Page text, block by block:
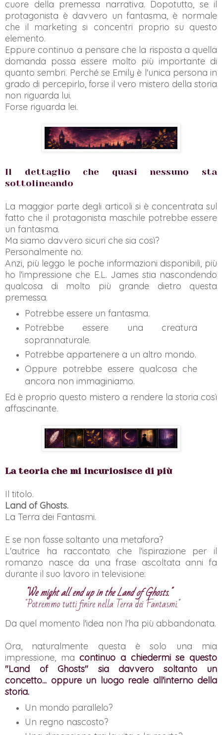
cuore della premessa narrativa. Dopotutto, se il
protagonista è davvero un fantasma, è normale
che il marketing si concentri proprio su questo
elemento.
Eppure continuo a pensare che la risposta a quella
domanda possa essere molto più importante di
quanto sembri. Perché se Emily è l'unica persona in
grado di percepirlo, forse il vero mistero della storia
non riguarda lui.
Forse riguarda lei.
Il dettaglio che quasi nessuno sta
sottolineando
La maggior parte degli articoli si è concentrata sul
fatto che il protagonista maschile potrebbe essere
un fantasma.
Ma siamo davvero sicuri che sia così?
Personalmente no.
Anzi, più leggo le poche informazioni disponibili, più
ho l'impressione che E.L. James stia nascondendo
qualcosa di molto più grande dietro questa
premessa.
Potrebbe essere un fantasma.
Potrebbe essere una creatura
soprannaturale.
Potrebbe appartenere a un altro mondo.
Oppure potrebbe essere qualcosa che
ancora non immaginiamo.
Ed è proprio questo mistero a rendere la storia così
affascinante.
La teoria che mi incuriosisce di più
Il titolo.
Land of Ghosts.
La Terra dei Fantasmi.
E se non fosse soltanto una metafora?
L'autrice ha raccontato che l'ispirazione per il
romanzo nasce da una frase ascoltata anni fa
durante il suo lavoro in televisione:
"We might all end up in the Land of Ghosts."
"Potremmo tutti finire nella Terra dei Fantasmi."
Da quel momento l'idea non l'ha più abbandonata.
Ora, naturalmente questa è solo una mia
impressione, ma continuo a chiedermi se questo
"Land of Ghosts" sia davvero soltanto un
concetto... oppure un luogo reale all'interno della
storia.
Un mondo parallelo?
Un regno nascosto?